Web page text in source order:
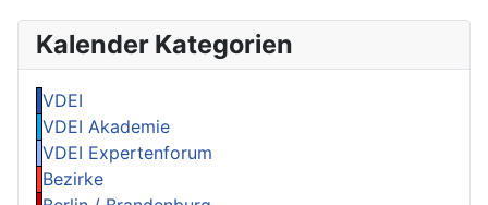
Kalender Kategorien
VDEI
VDEI Akademie
VDEI Expertenforum
Bezirke